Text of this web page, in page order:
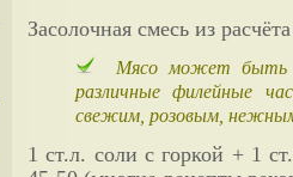
Засолочная смесь из
Мясо может быть
различные филейные
свежим, розовым,
1 ст.л. соли с горкой + 1